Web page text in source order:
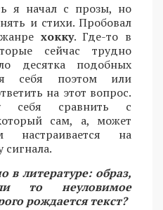
я начал с прозы, но
и стихи. Пробовал
хокку. Где-то в
сейчас трудно
десятка подобных
я себя поэтом или
на этот вопрос.
себя сравнить с
сам, а, может
на
сигнала.
в литературе: образ,
то неуловимое
рождается текст?